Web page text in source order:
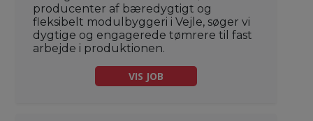
producenter af bæredygtigt og
fleksibelt modulbyggeri i Vejle, søger vi
dygtige og engagerede tømrere til fast
arbejde i produktionen.
VIS JOB